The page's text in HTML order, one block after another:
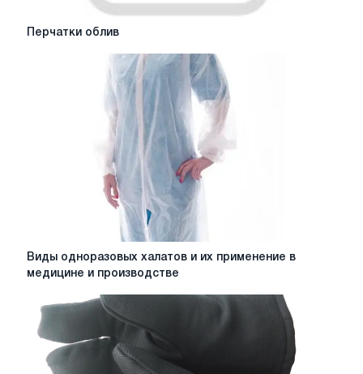
Перчатки
облив
Перчатки облив
Виды
одноразовых
применение
медицине
Виды одноразовых халатов и их применение в
медицине и производстве